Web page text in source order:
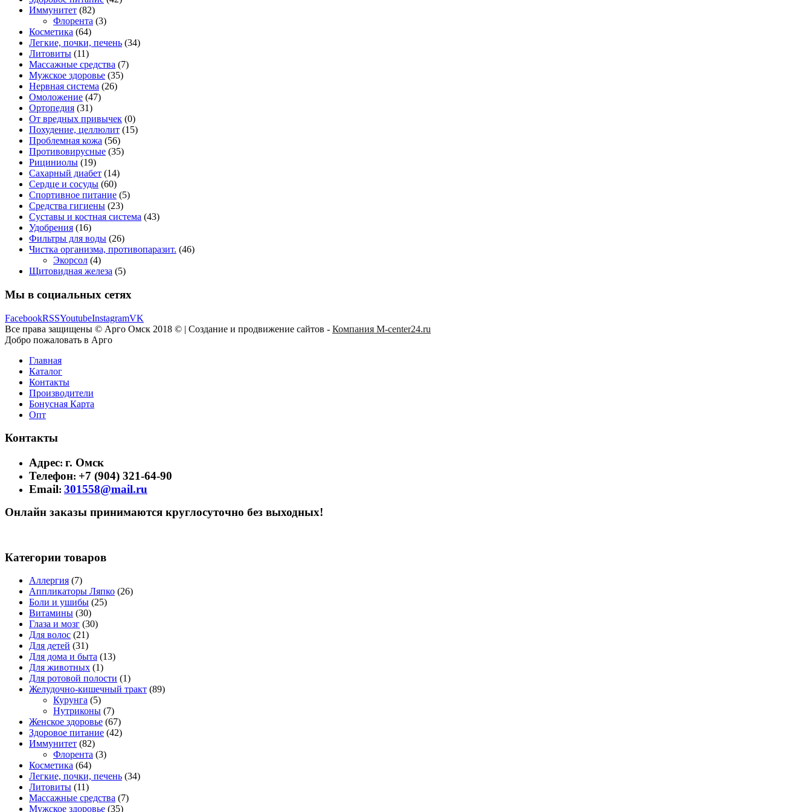
Иммунитет (82)
Флорента (3)
Косметика (64)
Легкие, почки, печень (34)
Литовиты (11)
Массажные средства (7)
Мужское здоровье (35)
Нервная система (26)
Омоложение (47)
Ортопедия (31)
От вредных привычек (0)
Похудение, целлюлит (15)
Проблемная кожа (56)
Противовирусные (35)
Рициниолы (19)
Сахарный диабет (14)
Сердце и сосуды (60)
Спортивное питание (5)
Средства гигиены (23)
Суставы и костная система (43)
Удобрения (16)
Фильтры для воды (26)
Чистка организма, противопаразит. (46)
Экорсол (4)
Щитовидная железа (5)
Мы в социальных сетях
FacebookRSSYoutubeInstagramVK
Все права защищены © Арго Омск 2018 © | Создание и продвижение сайтов - Компания M-center24.ru
Добро пожаловать в Арго
Главная
Каталог
Контакты
Производители
Бонусная Карта
Опт
Контакты
Адрес: г. Омск
Телефон: +7 (904) 321-64-90
Email: 301558@mail.ru
Онлайн заказы принимаются круглосуточно без выходных!
Категории товаров
Аллергия (7)
Аппликаторы Ляпко (26)
Боли и ушибы (25)
Витамины (30)
Глаза и мозг (30)
Для волос (21)
Для детей (31)
Для дома и быта (13)
Для животных (1)
Для ротовой полости (1)
Желудочно-кишечный тракт (89)
Курунга (5)
Нутриконы (7)
Женское здоровье (67)
Здоровое питание (42)
Иммунитет (82)
Флорента (3)
Косметика (64)
Легкие, почки, печень (34)
Литовиты (11)
Массажные средства (7)
Мужское здоровье (35)